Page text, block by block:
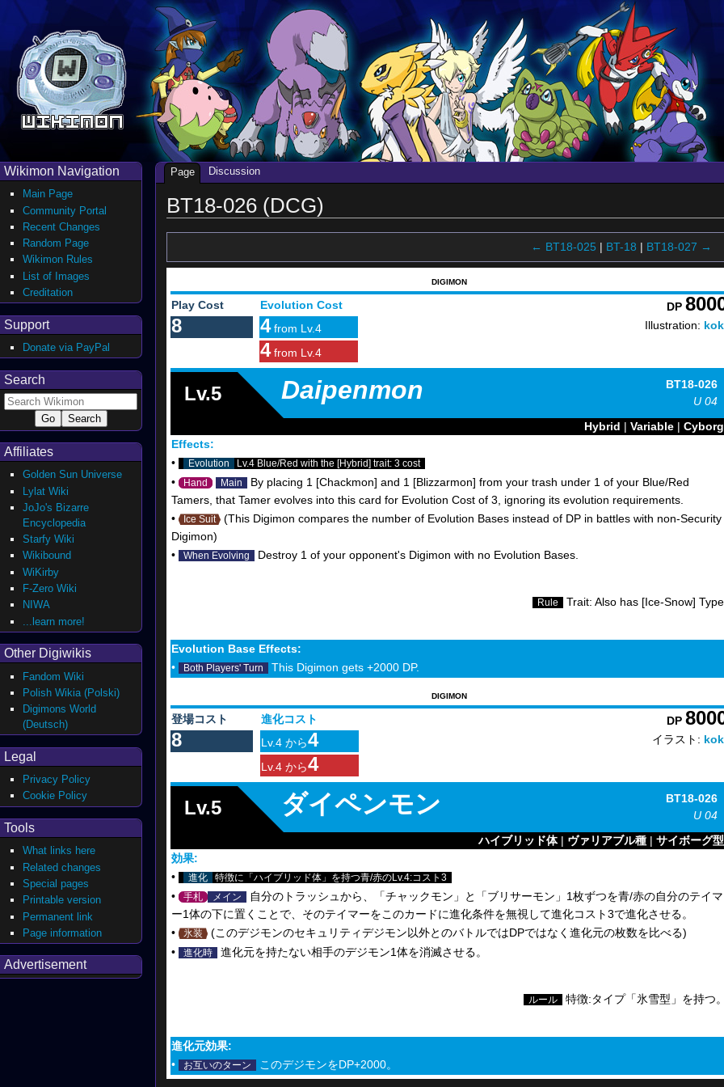
BT18-026 (DCG)
← BT18-025 | BT-18 | BT18-027 →
DIGIMON
Play Cost Evolution Cost DP
8
4 from Lv.4 Illustration:
4 from Lv.4
Lv.5 Daipenmon
BT18-026
U 04
Hybrid | Variable| Cyborg
Effects:
•
Evolution Lv.4 Blue/Red with the [Hybrid] trait: 3 cost
• Hand Main
By placing 1 [Chackmon] and 1 [Blizzarmon] from your trash under 1 of your Blue/Red
Tamers, that Tamer evolves into this card for Evolution Cost of 3, ignoring its evolution requirements.
•
Ice Suit (This Digimon compares the number of Evolution Bases instead of DP in battles with non-Security
Digimon)
•
When Evolving Destroy 1 of your opponent's Digimon with no Evolution Bases.
Rule Trait: Also has [Ice-Snow]
Evolution Base Effects:
•
Both Players' Turn This Digimon gets +2000 DP.
DIGIMON
登場コスト 進化コスト DP
8
Lv.4 から4 イラスト:
Lv.4 から4
Lv.5
ダイペンモン
BT18-026
U 04
ハイブリッド体| ヴァリアブル種| サイボーグ型
効果:
•
進化 特徴に「ハイブリッド体」を持つ青/赤のLv.4:コスト3
• 手札 メイン
自分のトラッシュから、「チャックモン」と「ブリサーモン」1枚ずつを青/赤の自分のテイマ
ー1体の下に置くことで、そのテイマーをこのカードに進化条件を無視して進化コスト3で進化させる。
•
氷装 (このデジモンのセキュリティデジモン以外とのバトルではDPではなく進化元の枚数を比べる)
•
進化時 進化元を持たない相手のデジモン1体を消滅させる。
ルール 特徴:タイプ「氷雪型」を持つ
進化元効果:
•
お互いのターン このデジモンをDP+2000。
Page Discussion
Wikimon Navigation
Main Page
Community Portal
Recent Changes
Random Page
Wikimon Rules
List of Images
Creditation
Support
Donate via PayPal
Search
Affiliates
Golden Sun Universe
Lylat Wiki
JoJo's Bizarre
Encyclopedia
Starfy Wiki
Wikibound
WiKirby
F-Zero Wiki
NIWA
...learn more!
Other Digiwikis
Fandom Wiki
Polish Wikia (Polski)
Digimons World
(Deutsch)
Legal
Privacy Policy
Cookie Policy
Tools
What links here
Related changes
Special pages
Printable version
Permanent link
Page information
Advertisement